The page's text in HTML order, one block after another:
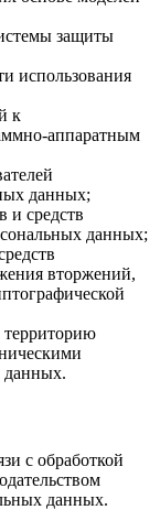
защиты
использования
к
аппаратным
данных;
и средств
данных;
вторжений,
территорию
данных.
с обработкой
данных.